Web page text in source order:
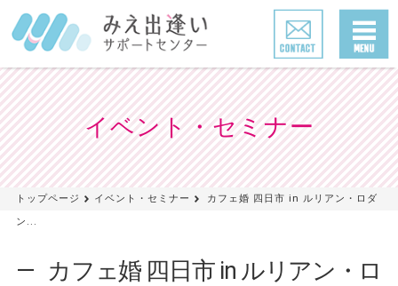
イベント・セミナー
トップページ イベント・セミナー
カフェ婚 四日市 in ルリアン・ロダ
ン...
カフェ婚 四日市 in ルリアン・ロ